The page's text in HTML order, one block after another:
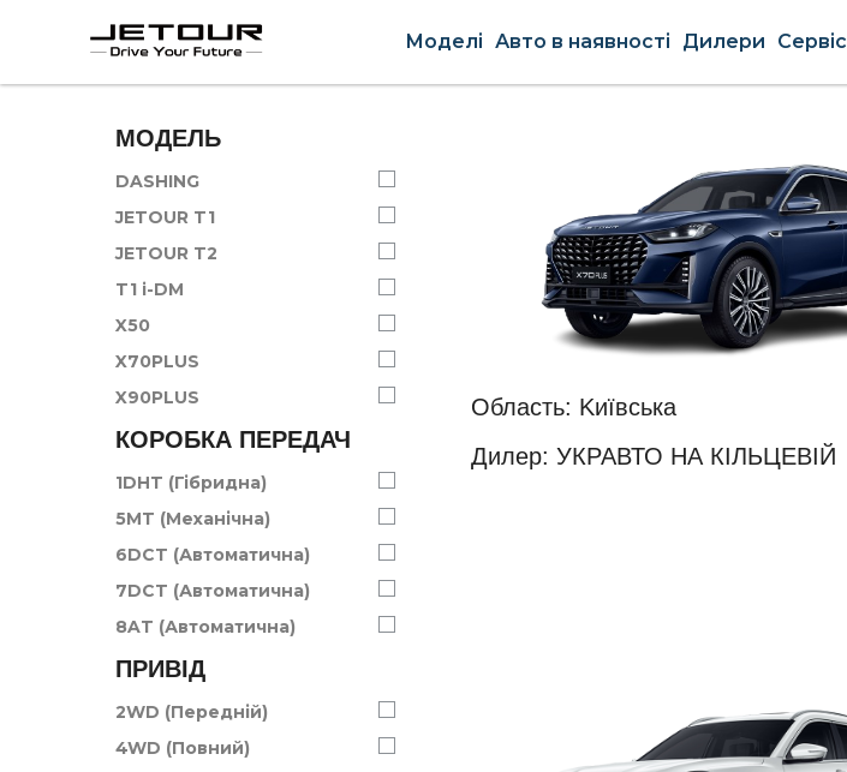
Моделі Авто в наявності Дилери Сервіс
МОДЕЛЬ
DASHING
JETOUR T1
JETOUR T2
T1 i-DM
X50
X70PLUS
X90PLUS
КОРОБКА ПЕРЕДАЧ
1DHT (Гібридна)
5MT (Механічна)
6DCT (Автоматична)
7DCT (Автоматична)
8AT (Автоматична)
ПРИВІД
2WD (Передній)
4WD (Повний)
Область: Kиївська
Дилер: УКРАВТО НА КІЛЬЦЕВІЙ